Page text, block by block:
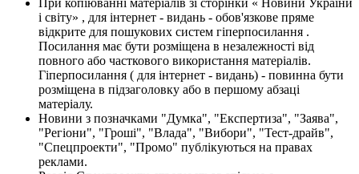
і світу» , для інтернет - видань - обов'язкове пряме
відкрите для пошукових систем гіперпосилання .
Посилання має бути розміщена в незалежності від
повного або часткового використання матеріалів.
Гіперпосилання ( для інтернет - видань) - повинна бути
розміщена в підзаголовку або в першому абзаці
матеріалу.
Новини з позначками "Думка", "Експертиза", "Заява",
"Регіони", "Гроші", "Влада", "Вибори", "Тест-драйв",
"Спецпроекти", "Промо" публікуються на правах
реклами.